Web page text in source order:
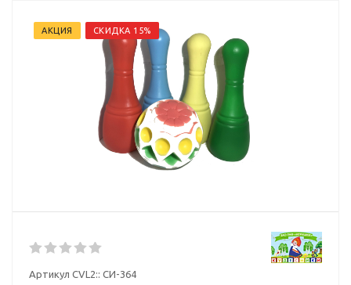
АКЦИЯ СКИДКА 15%
Артикул CVL2:: СИ-364